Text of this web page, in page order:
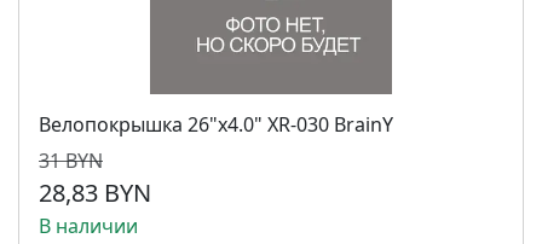
Велопокрышка 26"x4.0" XR-030 BrainY
31 BYN
28,83 BYN
В наличии